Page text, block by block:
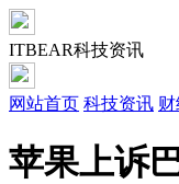
ITBEAR科技资讯
网站首页 科技资讯
苹果上诉